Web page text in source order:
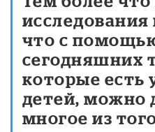
что с
сегодняшних
которые есть
детей, можно
многое из